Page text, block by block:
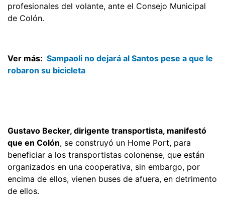
profesionales del volante, ante el Consejo Municipal
de Colón.
Ver más: Sampaoli no dejará al Santos pese a que le
robaron su bicicleta
Gustavo Becker, dirigente transportista, manifestó
que en Colón, se construyó un Home Port, para
beneficiar a los transportistas colonense, que están
organizados en una cooperativa, sin embargo, por
encima de ellos, vienen buses de afuera, en detrimento
de ellos.